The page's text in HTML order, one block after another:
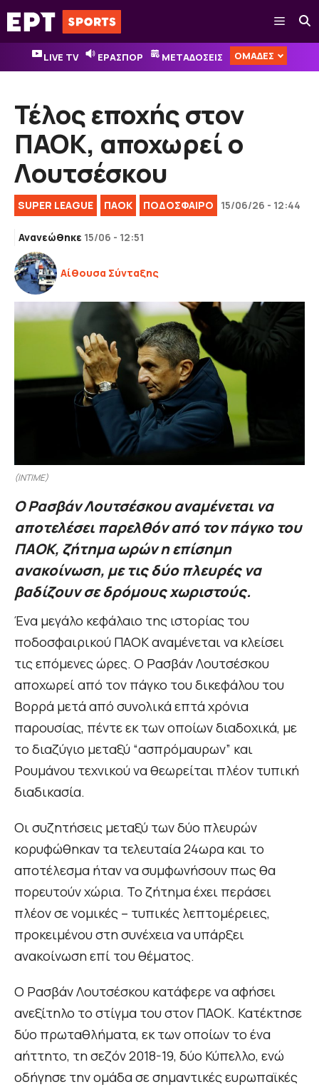
Μετάβαση
σε
περιεχόμενο
Μενού
LIVE TV ΕΡΑΣΠΟΡ ΜΕΤΑΔΟΣΕΙΣ ΟΜΑΔΕΣ
Τέλος εποχής στον
ΠΑΟΚ, αποχωρεί ο
Λουτσέσκου
SUPER LEAGUE ΠΑΟΚ ΠΟΔΟΣΦΑΙΡΟ 15/06/26 - 12:44
Ανανεώθηκε 15/06 - 12:51
Αίθουσα Σύνταξης
(INTIME)
Ο Ρασβάν Λουτσέσκου αναμένεται να
αποτελέσει παρελθόν από τον πάγκο του
ΠΑΟΚ, ζήτημα ωρών η επίσημη
ανακοίνωση, με τις δύο πλευρές να
βαδίζουν σε δρόμους χωριστούς.
Ένα μεγάλο κεφάλαιο της ιστορίας του
ποδοσφαιρικού ΠΑΟΚ αναμένεται να κλείσει
τις επόμενες ώρες. Ο Ρασβάν Λουτσέσκου
αποχωρεί από τον πάγκο του δικεφάλου του
Βορρά μετά από συνολικά επτά χρόνια
παρουσίας, πέντε εκ των οποίων διαδοχικά, με
το διαζύγιο μεταξύ “ασπρόμαυρων” και
Ρουμάνου τεχνικού να θεωρείται πλέον τυπική
διαδικασία.
Οι συζητήσεις μεταξύ των δύο πλευρών
κορυφώθηκαν τα τελευταία 24ωρα και το
αποτέλεσμα ήταν να συμφωνήσουν πως θα
πορευτούν χώρια. Το ζήτημα έχει περάσει
πλέον σε νομικές – τυπικές λεπτομέρειες,
προκειμένου στη συνέχεια να υπάρξει
ανακοίνωση επί του θέματος.
Ο Ρασβάν Λουτσέσκου κατάφερε να αφήσει
ανεξίτηλο το στίγμα του στον ΠΑΟΚ. Κατέκτησε
δύο πρωταθλήματα, εκ των οποίων το ένα
αήττητο, τη σεζόν 2018-19, δύο Κύπελλο, ενώ
οδήγησε την ομάδα σε σημαντικές ευρωπαϊκές